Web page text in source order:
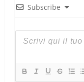
Subscribe